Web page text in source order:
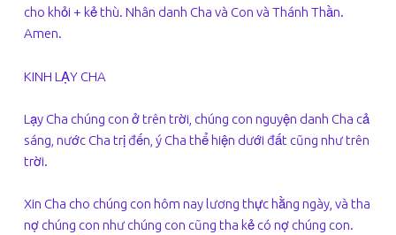
cho khỏi + kẻ thù. Nhân danh Cha và Con và Thánh Thần.
Amen.
KINH LẠY CHA
Lạy Cha chúng con ở trên trời, chúng con nguyện danh Cha cả
sáng, nước Cha trị đến, ý Cha thể hiện dưới đất cũng như trên
trời.
Xin Cha cho chúng con hôm nay lương thực hằng ngày, và tha
nợ chúng con như chúng con cũng tha kẻ có nợ chúng con.